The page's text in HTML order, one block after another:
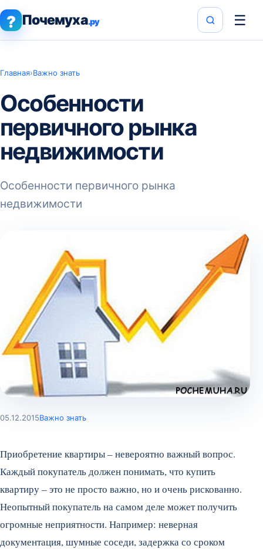
? Почемуха.ру ☰
Главная›Важно знать
Особенности
первичного рынка
недвижимости
Особенности первичного рынка
недвижимости
05.12.2015Важно знать
Приобретение квартиры – невероятно важный вопрос.
Каждый покупатель должен понимать, что купить
квартиру – это не просто важно, но и очень рискованно.
Неопытный покупатель на самом деле может получить
огромные неприятности. Например: неверная
документация, шумные соседи, задержка со сроком